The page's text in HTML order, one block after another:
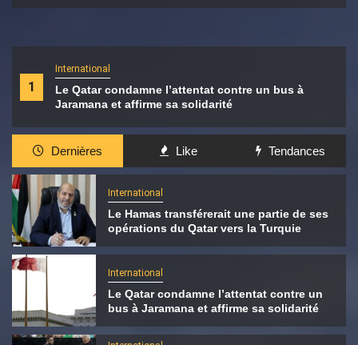
1
International
Le Qatar condamne l’attentat contre un bus à
Jaramana et affirme sa solidarité
Dernières Like Tendances
International
Le Hamas transférerait une partie de ses
opérations du Qatar vers la Turquie
International
Le Qatar condamne l’attentat contre un
bus à Jaramana et affirme sa solidarité